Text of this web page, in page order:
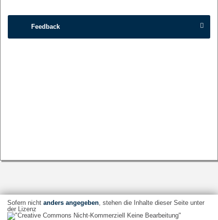
Feedback
Sofern nicht anders angegeben, stehen die Inhalte dieser Seite unter
der Lizenz